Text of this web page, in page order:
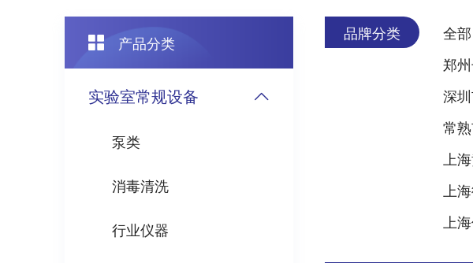
产品分类
实验室常规设备
泵类
消毒清洗
行业仪器
品牌分类 全部
郑
深
常
上
上
上